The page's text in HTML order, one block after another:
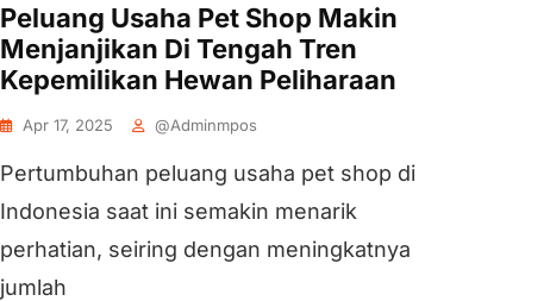
Peluang Usaha Pet Shop Makin
Menjanjikan Di Tengah Tren
Kepemilikan Hewan Peliharaan
Apr 17, 2025 @adminmpos
Pertumbuhan peluang usaha pet shop di
Indonesia saat ini semakin menarik
perhatian, seiring dengan meningkatnya
jumlah